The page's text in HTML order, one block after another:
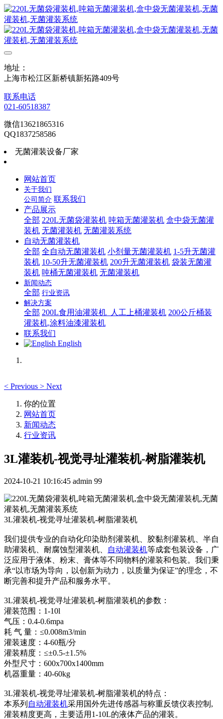
地址：
上海市松江区新桥镇新拓路409号
联系电话
021-60518387
微信13621865316
QQ1837258586
无菌灌装设备厂家
网站首页
关于我们
公司简介 联系我们
产品展示
全部 220L无菌袋灌装机 吨箱无菌灌装机 盒中袋无菌灌
装机 无菌灌装机 无菌灌装系统
自动无菌灌装机
全部 全自动无菌灌装机 小剂量无菌灌装机 1-5升无菌灌
装机 10-50升无菌灌装机 200升无菌灌装机 袋装无菌灌
装机 吨桶无菌灌装机 无菌灌装机
新闻动态
全部 行业资讯
解决方案
全部 200L食用油灌装机_人工上桶灌装机 200公斤桶装
灌装机,涂料油漆灌装机
联系我们
English
< Previous > Next
你的位置
网站首页
新闻动态
行业资讯
3L灌装机-视觉寻址灌装机-树脂灌装机
2024-10-21 10:16:45 admin 99
3L灌装机-视觉寻址灌装机-树脂灌装机
我们提供专业的自动化印染助剂灌装机、胶黏剂灌装机、半自
助灌装机、耐腐蚀型灌装机、
自动灌装机等成套包装设备，广
泛应用于液体、粉末、膏体等不同物料的灌装和包装。我们秉
承“以市场为导向，以创新为动力，以质量为保证”的理念，不
断完善和提升产品和服务水平。
3L灌装机-视觉寻址灌装机-树脂灌装机的参数：
灌装范围：1-10l
气压：0.4-0.6mpa
耗 气 量：≤0.008m3/min
灌装速度：4-60瓶/分
灌装精度：≤±0.5-±1.5%
外型尺寸：600x700x1400mm
机器重量：40-60kg
3L灌装机-视觉寻址灌装机-树脂灌装机的特点：
本系列 自动灌装机采用国外先进传感器与称重反馈仪表控制,
灌装精度更高，主要适用1-10L的液体产品的灌装。